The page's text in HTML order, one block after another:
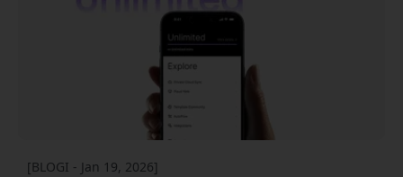
DESIGN AWARDi on väl
[BLOGI - Jan 19, 2026]